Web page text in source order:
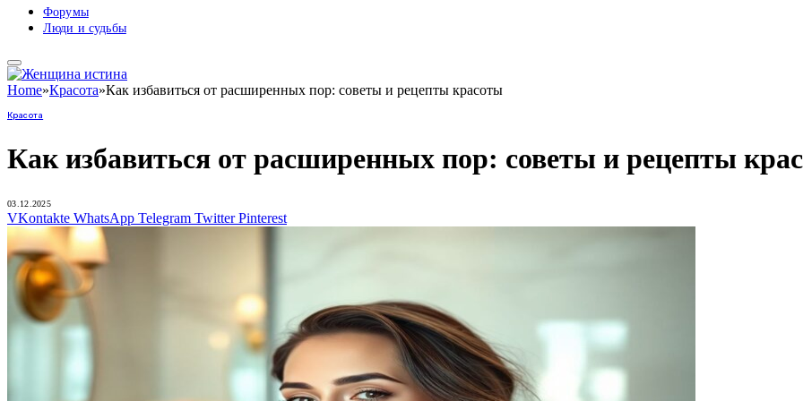
Форумы
Люди и судьбы
Home»Красота»Как избавиться от расширенных пор: советы и рецепты красоты
Красота
Как избавиться от расширенных пор: советы и рецепты
03.12.2025
VKontakte WhatsApp Telegram Twitter Pinterest